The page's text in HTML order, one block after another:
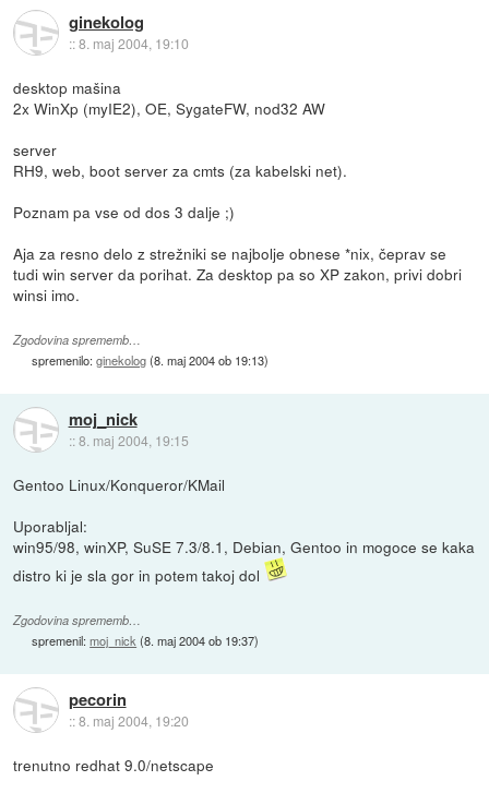
ginekolog
::8. maj 2004, 19:10
desktop mašina
2x WinXp (myIE2), OE, SygateFW, nod32 AW
server
RH9, web, boot server za cmts (za kabelski net).
Poznam pa vse od dos 3 dalje ;)
Aja za resno delo z strežniki se najbolje obnese *nix, čeprav se
tudi win server da porihat. Za desktop pa so XP zakon, privi dobri
winsi imo.
Zgodovina sprememb…
spremenilo:ginekolog(8. maj 2004 ob 19:13)
moj_nick
::8. maj 2004, 19:15
Gentoo Linux/Konqueror/KMail
Uporabljal:
win95/98, winXP, SuSE 7.3/8.1, Debian, Gentoo in mogoce se kaka
distro ki je sla gor in potem takoj dol
Zgodovina sprememb…
spremenil:moj_nick (8. maj 2004 ob 19:37)
pecorin
::8. maj 2004, 19:20
trenutno redhat 9.0/netscape